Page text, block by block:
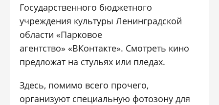
Государственного бюджетного
учреждения культуры Ленинградской
области «Парковое
агентство» «ВКонтакте». Смотреть кино
предложат на стульях или пледах.
Здесь, помимо всего прочего,
организуют специальную фотозону для